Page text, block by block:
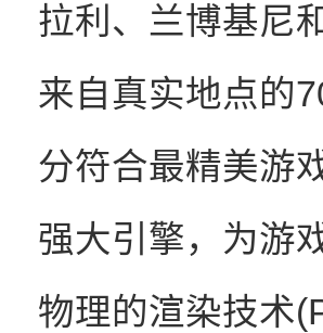
拉利、兰博基尼
来自真实地点的
分符合最精美游
强大引擎，为游
物理的渲染技术